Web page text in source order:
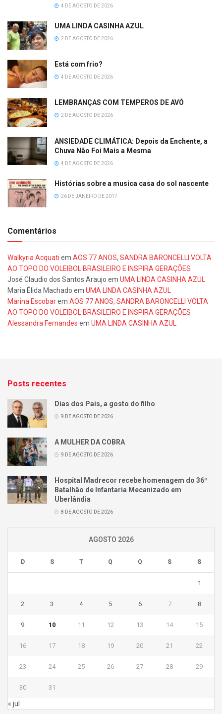
4 DE AGOSTO DE 2026
UMA LINDA CASINHA AZUL
2 DE AGOSTO DE 2026
Está com frio?
4 DE AGOSTO DE 2026
LEMBRANÇAS COM TEMPEROS DE AVÓ
2 DE AGOSTO DE 2026
ANSIEDADE CLIMÁTICA: Depois da Enchente, a
Chuva Não Foi Mais a Mesma
4 DE AGOSTO DE 2026
Histórias sobre a musica casa do sol nascente
26 DE JANEIRO DE 2017
Comentários
Walkyria Acquati em AOS 77 ANOS, SANDRA BARONCELLI VOLTA
AO TOPO DO VOLEIBOL BRASILEIRO E INSPIRA GERAÇÕES
José Claudio dos Santos Araujo em UMA LINDA CASINHA AZUL
Maria Élida Machado em UMA LINDA CASINHA AZUL
Marina Escobarem AOS 77 ANOS, SANDRA BARONCELLI VOLTA
AO TOPO DO VOLEIBOL BRASILEIRO E INSPIRA GERAÇÕES
Alessandra Fernandes em UMA LINDA CASINHA AZUL
Posts recentes
Dias dos Pais, a gosto do filho
9 DE AGOSTO DE 2026
A MULHER DA COBRA
9 DE AGOSTO DE 2026
Hospital Madrecor recebe homenagem do 36º
Batalhão de Infantaria Mecanizado em
Uberlândia
8 DE AGOSTO DE 2026
AGOSTO 2026
D S T Q Q S S
1
2 3 4 5 6 7 8
9 10 11 12 13 14 15
16 17 18 19 20 21 22
23 24 25 26 27 28 29
30 31
« jul